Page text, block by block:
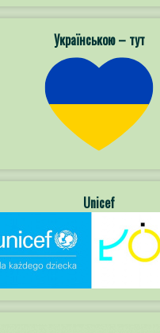
Українською – тут
Unicef